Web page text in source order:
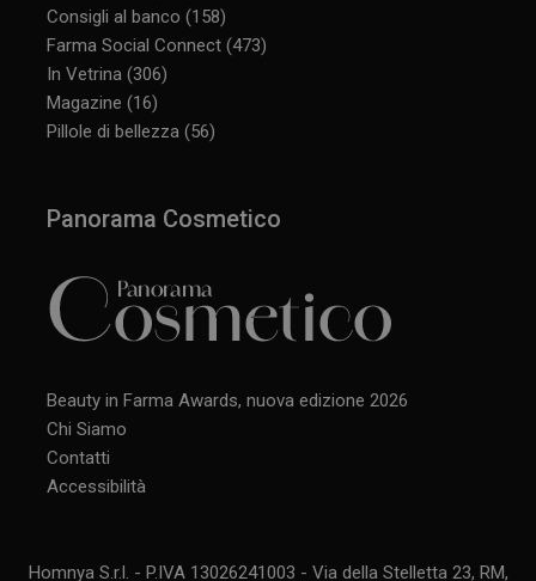
Consigli al banco (158)
Farma Social Connect (473)
In Vetrina (306)
Magazine (16)
Pillole di bellezza (56)
Panorama Cosmetico
Beauty in Farma Awards, nuova edizione 2026
Chi Siamo
Contatti
Accessibilità
Homnya S.r.l. - P.IVA 13026241003 - Via della Stelletta 23, RM,
CookieScriptConsent